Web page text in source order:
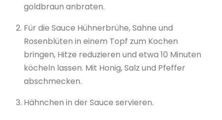
goldbraun anbraten.
Für die Sauce Hühnerbrühe, Sahne und
Rosenblüten in einem Topf zum Kochen
bringen, Hitze reduzieren und etwa 10 Minuten
köcheln lassen. Mit Honig, Salz und Pfeffer
abschmecken.
Hähnchen in der Sauce servieren.